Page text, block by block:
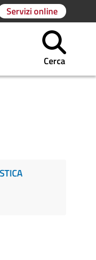
Servizi online
Cerca